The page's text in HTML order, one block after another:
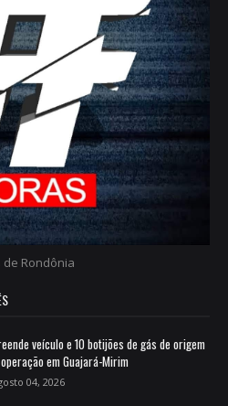
de Rondônia
veículo e 10 botijões de gás de origem
em Guajará-Mirim
04, 2026